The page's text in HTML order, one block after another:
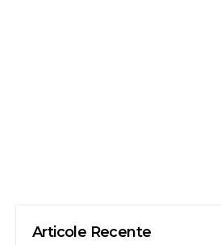
Articole Recente